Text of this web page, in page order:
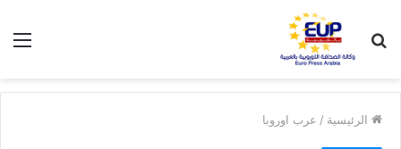
عن
الرئيسية / عرب اوروبا